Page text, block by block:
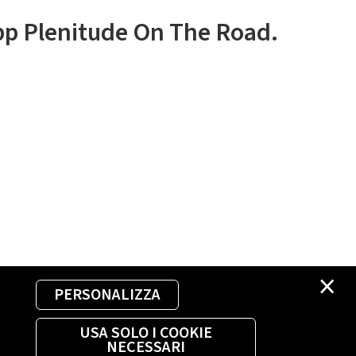
×
PERSONALIZZA
USA SOLO I COOKIE
NECESSARI
Plenitude On The Road.